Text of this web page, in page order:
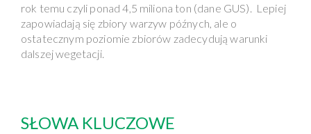
rok temu czyli ponad 4,5 miliona ton (dane GUS). Lepiej
zapowiadają się zbiory warzyw późnych, ale o
ostatecznym poziomie zbiorów zadecydują warunki
dalszej wegetacji.
SŁOWA KLUCZOWE